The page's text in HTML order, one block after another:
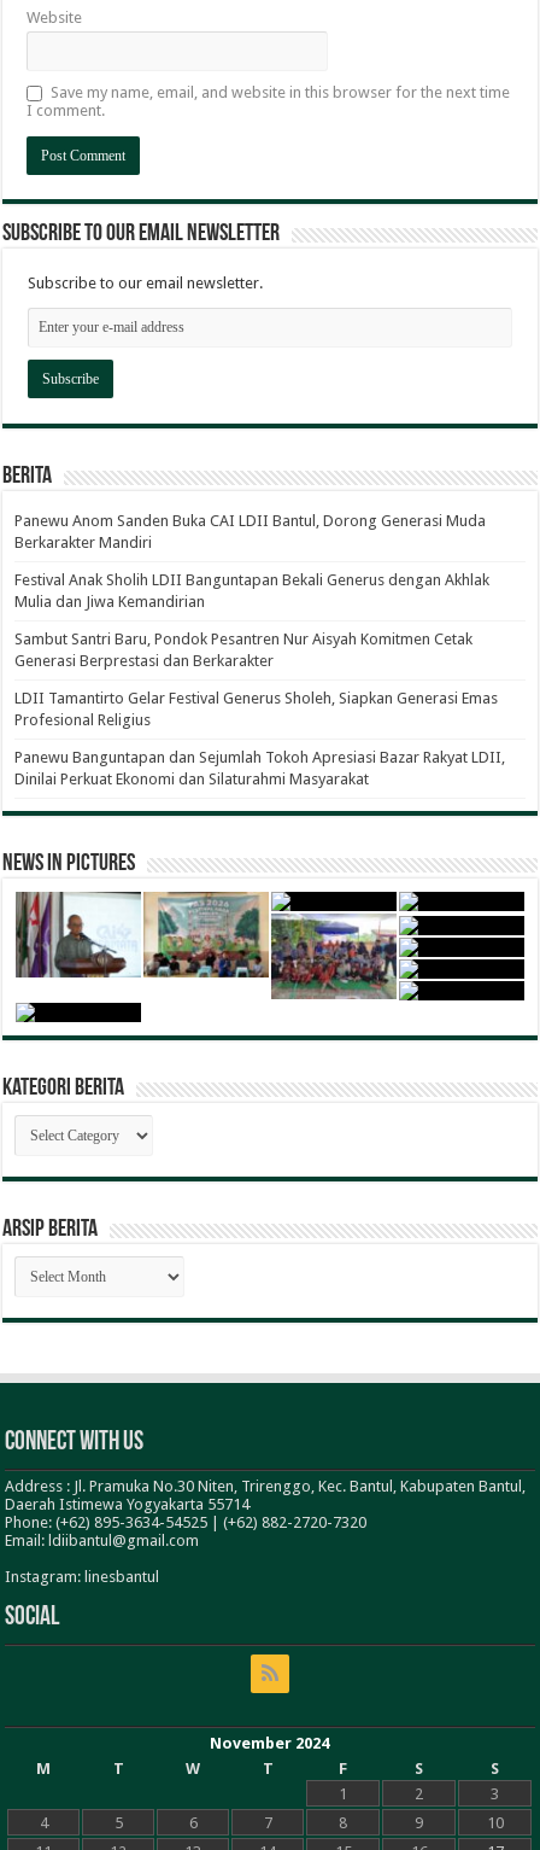
Website
Save my name, email, and website in this browser for the next time
I comment.
Subscribe to our email newsletter
Subscribe to our email newsletter.
Berita
Panewu Anom Sanden Buka CAI LDII Bantul, Dorong Generasi Muda
Berkarakter Mandiri
Festival Anak Sholih LDII Banguntapan Bekali Generus dengan Akhlak
Mulia dan Jiwa Kemandirian
Sambut Santri Baru, Pondok Pesantren Nur Aisyah Komitmen Cetak
Generasi Berprestasi dan Berkarakter
LDII Tamantirto Gelar Festival Generus Sholeh, Siapkan Generasi Emas
Profesional Religius
Panewu Banguntapan dan Sejumlah Tokoh Apresiasi Bazar Rakyat LDII,
Dinilai Perkuat Ekonomi dan Silaturahmi Masyarakat
News in Pictures
Kategori Berita
Kategori
Berita
ARSIP BERITA
ARSIP
BERITA
Connect With Us
Address : Jl. Pramuka No.30 Niten, Trirenggo, Kec. Bantul, Kabupaten Bantul,
Daerah Istimewa Yogyakarta 55714
Phone: (+62) 895-3634-54525 | (+62) 882-2720-7320
Email: ldiibantul@gmail.com
Instagram: linesbantul
Social
November 2024
M
T W T F S
S
1
2
3
4
5 6 7 8 9
10